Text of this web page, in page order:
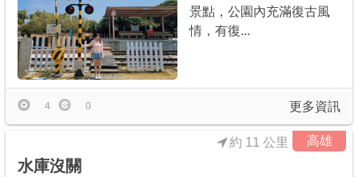
景點，公園內充滿復古風
情，有復...
更多資訊
4 0
高雄
水庫沒關
約 11 公里